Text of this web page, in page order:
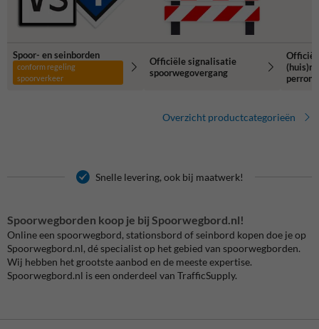
Spoor- en seinborden
conform regeling
spoorverkeer
Officiële signalisatie
spoorwegovergang
perron
Overzicht productcategorieën
Snelle levering, ook bij maatwerk!
Spoorwegborden koop je bij Spoorwegbord.nl!
Online een spoorwegbord, stationsbord of seinbord kopen doe je op
Spoorwegbord.nl, dé specialist op het gebied van spoorwegborden.
Wij hebben het grootste aanbod en de meeste expertise.
Spoorwegbord.nl is een onderdeel van TrafficSupply.